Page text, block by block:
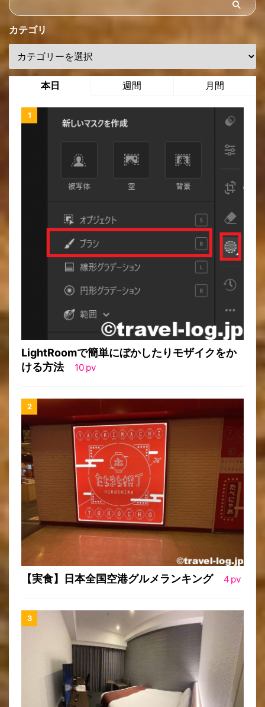
カテゴリ
本日 週間 月間
LightRoomで簡単にぼかしたりモザイクをか
ける方法
10 pv
【実食】日本全国空港グルメランキング 4 pv